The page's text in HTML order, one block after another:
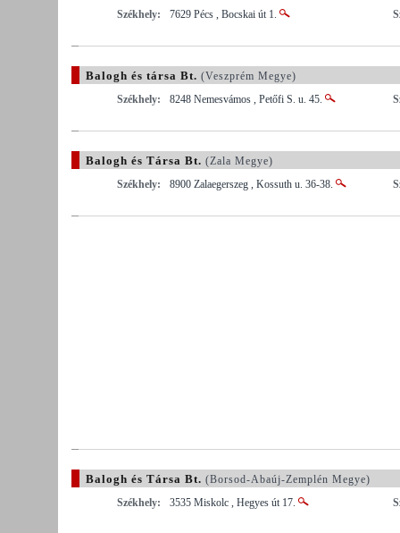
Székhely:
7629 Pécs , Bocskai út 1.
Balogh és társa Bt. (Veszprém Megye)
Székhely:
8248 Nemesvámos , Petőfi S. u. 45.
Balogh és Társa Bt. (Zala Megye)
Székhely:
8900 Zalaegerszeg , Kossuth u. 36-38.
Balogh és Társa Bt. (Borsod-Abaúj-Zemplén Megye)
Székhely:
3535 Miskolc , Hegyes út 17.